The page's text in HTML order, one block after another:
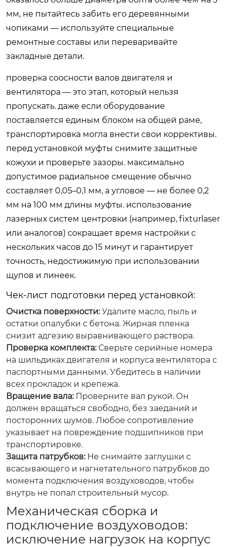
мм, не пытайтесь забить его деревянными
чопиками — используйте специальные
ремонтные составы или переваривайте
закладные детали.
проверка соосности валов двигателя и
вентилятора — это этап, который нельзя
пропускать. даже если оборудование
поставляется единым блоком на общей раме,
транспортировка могла внести свои коррективы.
перед установкой муфты снимите защитные
кожухи и проверьте зазоры. максимально
допустимое радиальное смещение обычно
составляет 0,05–0,1 мм, а угловое — не более 0,2
мм на 100 мм длины муфты. использование
лазерных систем центровки (например, fixturlaser
или аналогов) сокращает время настройки с
нескольких часов до 15 минут и гарантирует
точность, недостижимую при использовании
щупов и линеек.
Чек-лист подготовки перед установкой:
Очистка поверхности:Удалите масло, пыль и
остатки опалубки с бетона. Жирная пленка
снизит адгезию выравнивающего раствора.
Проверка комплекта:Сверьте серийные номера
на шильдиках двигателя и корпуса вентилятора с
паспортными данными. Убедитесь в наличии
всех прокладок и крепежа.
Вращение вала:Проверните вал рукой. Он
должен вращаться свободно, без заеданий и
посторонних шумов. Любое сопротивление
указывает на повреждение подшипников при
транспортировке.
Защита патрубков:Не снимайте заглушки с
всасывающего и нагнетательного патрубков до
момента подключения воздуховодов, чтобы
внутрь не попал строительный мусор.
Механическая сборка и
подключение воздуховодов:
исключение нагрузок на корпус